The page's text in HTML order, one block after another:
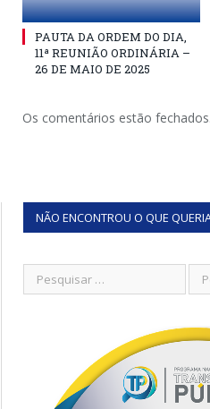
PAUTA DA ORDEM DO DIA,
11ª REUNIÃO ORDINÁRIA –
26 DE MAIO DE 2025
Os comentários estão fechados.
NÃO ENCONTROU O QUE